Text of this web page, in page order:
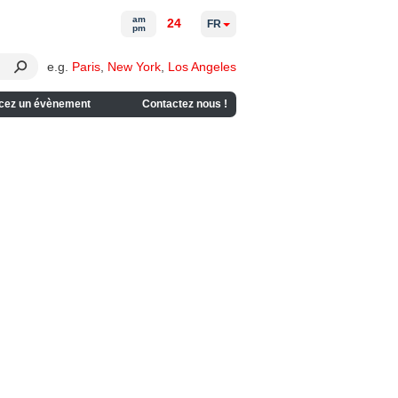
e.g. Paris New York Los Angeles
un évènement Contactez nous !
am
pm
24 FR